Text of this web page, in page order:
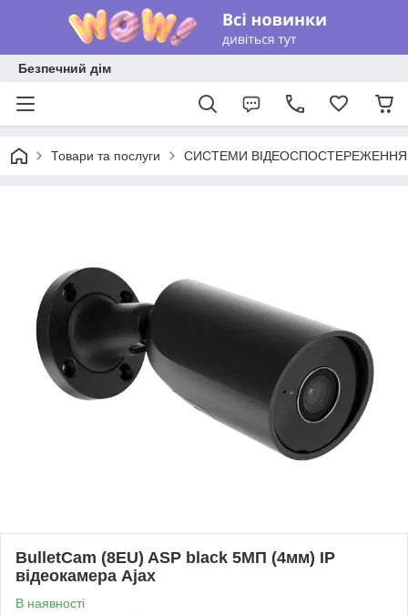
Безпечний дім
Товари та послуги СИСТЕМИ ВІДЕОСПОСТЕРЕЖЕННЯ
BulletCam (8EU) ASP black 5МП (4мм) IP
відеокамера Ajax
В наявності